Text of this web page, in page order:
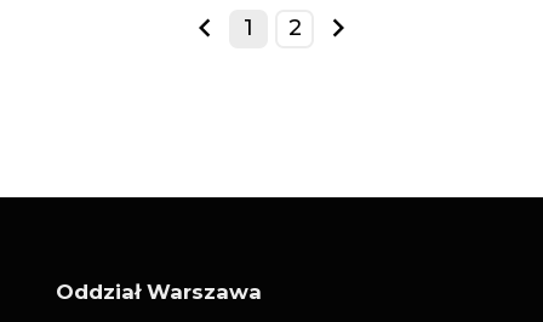
prev
1 2
next
Oddział Warszawa